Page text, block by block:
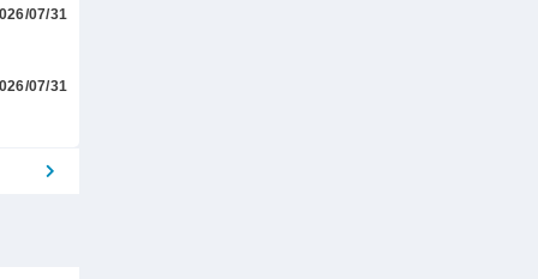
07/31
07/31